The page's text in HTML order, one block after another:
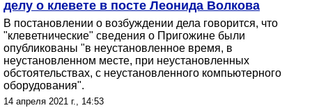
делу о клевете в посте Леонида Волкова
В постановлении о возбуждении дела говорится, что
"клеветнические" сведения о Пригожине были
опубликованы "в неустановленное время, в
неустановленном месте, при неустановленных
обстоятельствах, с неустановленного компьютерного
оборудования".
14 апреля 2021 г., 14:53